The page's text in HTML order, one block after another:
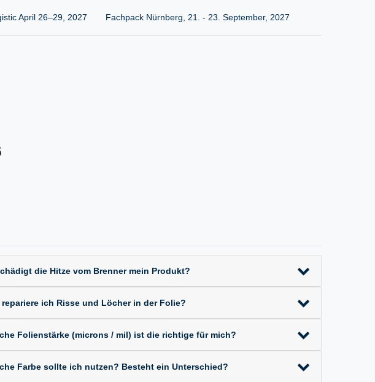
April 26–29, 2027 Fachpack Nürnberg, 21. - 23. September, 2027
die Hitze vom Brenner mein Produkt?
repariere ich Risse und Löcher in der Folie?
Folienstärke (microns / mil) ist die richtige für mich?
Farbe sollte ich nutzen? Besteht ein Unterschied?